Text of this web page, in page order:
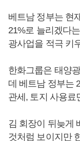
베트남 정부는 현
21%로 늘리겠다
광사업을 적극 키
한화그룹은 태양
데 베트남 정부는
관세, 토지 사용료
김 회장이 뒤늦게
것처럼 보이지만